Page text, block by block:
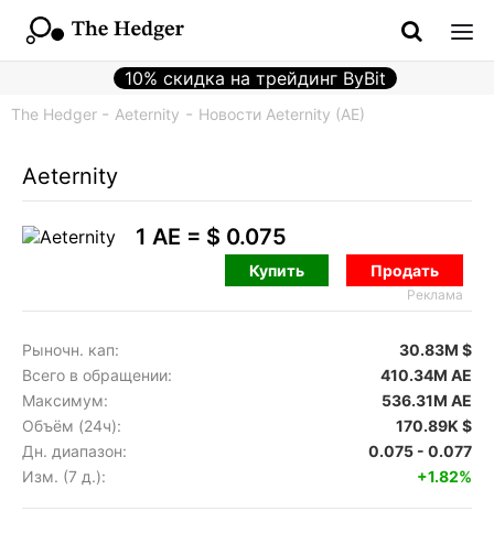
10% скидка на трейдинг ByBit
The Hedger Aeternity Новости Aeternity (AE)
Aeternity
1 AE = $ 0.075
Купить Продать
Реклама
Рыночн. кап:
30.83M $
Всего в обращении:
410.34M AE
Максимум:
536.31M AE
Объём (24ч):
170.89K $
Дн. диапазон:
0.075 - 0.077
Изм. (7 д.):
+1.82%